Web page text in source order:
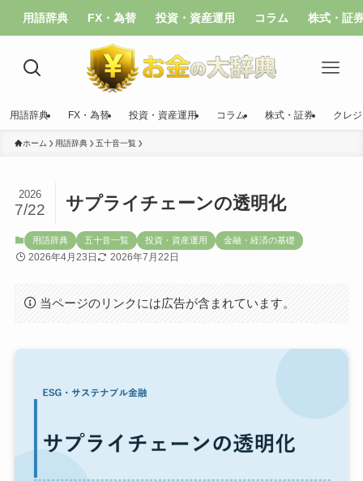
用語辞典 FX・為替 投資・資産運用 コラム 株式・証
用語辞典 FX・為替 投資・資産運用 コラム 株式・証券 クレ
ホーム 用語辞典 五十音一覧
サプライチェーンの透明化
2026
7/22
用語辞典 五十音一覧 投資・資産運用 金融・経済の基礎
2026年4月23日 2026年7月22日
当ページのリンクには広告が含まれています。